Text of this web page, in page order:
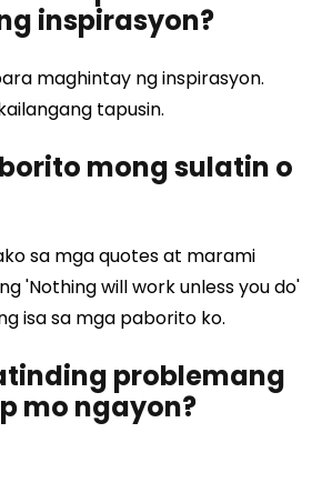
inspirasyon?
maghintay ng inspirasyon.
tapusin.
mong sulatin o
sa mga quotes at marami
'Nothing will work unless you do'
isa sa mga paborito ko.
problemang
mo ngayon?